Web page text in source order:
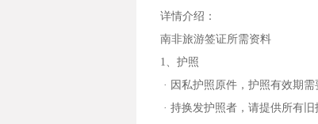
详情介绍：
南非旅游签证所需资料
1、护照
· 因私护照原件，护照有效期
· 持换发护照者，请提供所有